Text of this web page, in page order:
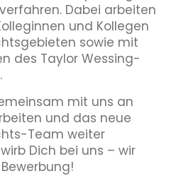
Dabei arbeiten
und Kollegen
sowie mit
des Taylor Wessing-
mit uns an
und das neue
Team weiter
Dich bei uns – wir